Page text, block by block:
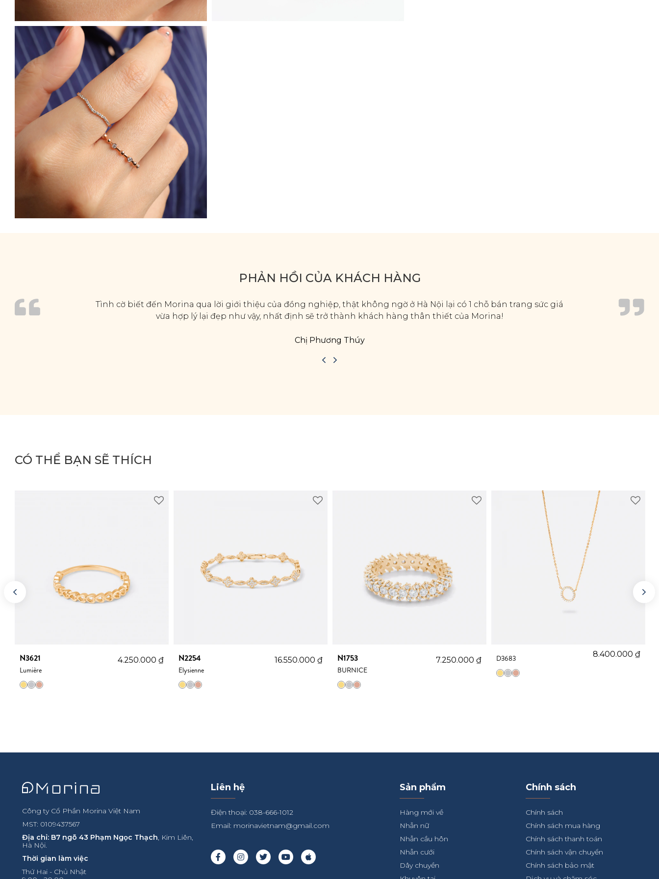
PHẢN HỒI CỦA KHÁCH HÀNG
Tình cờ biết đến Morina qua lời giới thiệu của đồng nghiệp, thật không ngờ ở Hà Nội lại có 1 chỗ bán trang sức giá
vừa hợp lý lại đẹp như vậy, nhất định sẽ trở thành khách hàng thân thiết của Morina!
Chị Phương Thúy
CÓ THỂ BẠN SẼ THÍCH
N3621
Lumière
4.250.000 ₫ N2254
Elysienne
16.550.000 ₫ N1753
BURNICE
7.250.000 ₫ D3683 8.400.000 ₫
Công ty Cổ Phần Morina Việt Nam
MST: 0109437567
Địa chỉ: B7 ngõ 43 Phạm Ngọc Thạch, Kim Liên,
Hà Nội.
Thời gian làm việc
Thứ Hai - Chủ Nhật
Liên hệ
Điện thoại: 038-666-1012
Email: morinavietnam@gmail.com
Sản phẩm
Hàng mới về
Nhẫn nữ
Nhẫn cầu hôn
Nhẫn cưới
Dây chuyền
Chính sách
Chính sách
Chính sách mua hàng
Chính sách thanh toán
Chính sách vận chuyển
Chính sách bảo mật